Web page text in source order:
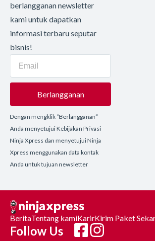
berlangganan newsletter
kami untuk dapatkan
informasi terbaru seputar
bisnis!
Berlangganan
Dengan mengklik “Berlangganan”
Anda menyetujui Kebijakan Privasi
Ninja Xpress dan menyetujui Ninja
Xpress menggunakan data kontak
Anda untuk tujuan newsletter
BeritaTentang kamiKarirKirim Paket
Follow Us